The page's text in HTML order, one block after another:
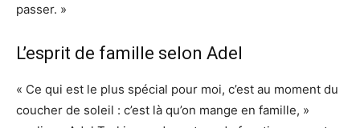
passer. »
L’esprit de famille selon Adel
« Ce qui est le plus spécial pour moi, c’est au moment du
coucher de soleil : c’est là qu’on mange en famille, »